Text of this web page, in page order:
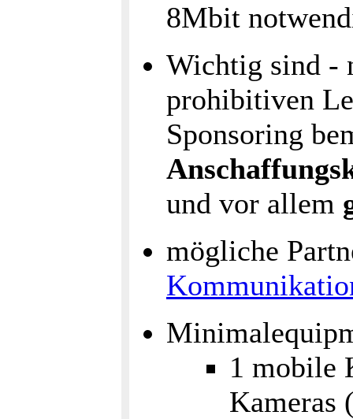
8Mbit
Wichtig sind -
prohibitiven
Sponsoring
und vor allem
mögliche
1 mobile
Kameras